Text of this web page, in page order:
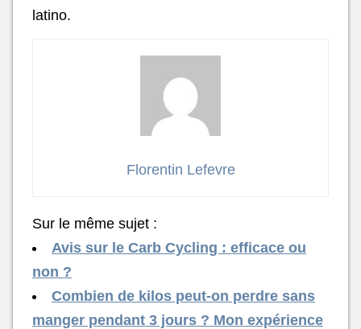
latino.
Florentin Lefevre
Sur le même sujet :
Avis sur le Carb Cycling : efficace ou
non ?
Combien de kilos peut-on perdre sans
manger pendant 3 jours ? Mon expérience